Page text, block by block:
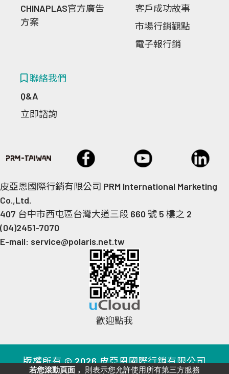
CHINAPLAS官方廣告
方案
客戶成功故事
市場行銷觀點
電子報行銷
聯絡我們
Q&A
立即諮詢
皮亞恩國際行銷有限公司 PRM International Marketing
Co.,Ltd.
407 台中市西屯區台灣大道三段 660 號 5 樓之 2
(04)2451-7070
E-mail: service@polaris.net.tw
歡迎點我
版權所有 © 2026 皮亞恩國際行銷有限公司
若您滾動頁面， 則表示您允許使用所有第三方服務